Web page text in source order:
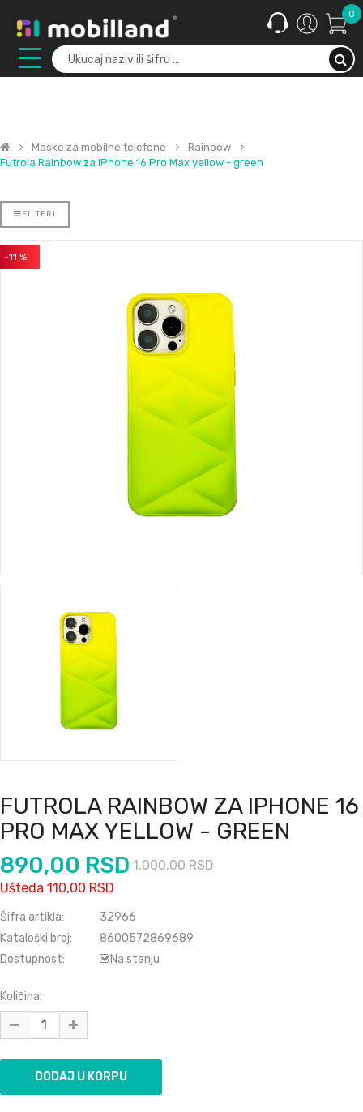
0
Maske za mobilne telefone
Rainbow
Futrola Rainbow za iPhone 16 Pro Max yellow - green
FILTERI
-11 %
FUTROLA RAINBOW ZA IPHONE 16
PRO MAX YELLOW - GREEN
890,00 RSD 1.000,00 RSD
Ušteda 110,00 RSD
Šifra artikla:
32966
Kataloški broj:
8600572869689
Dostupnost:
Na stanju
Količina: